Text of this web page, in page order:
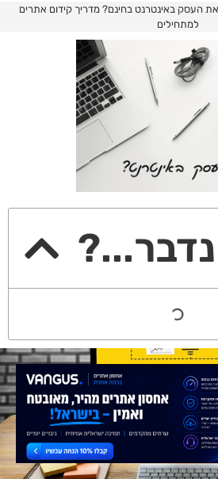
העסק באינטרנט בחינם? מדריך קידום אתרים
למתחילים